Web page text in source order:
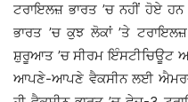
ਟਰਾਇਲਜ਼ ਭਾਰਤ ’ਚ ਨਹੀਂ ਹੋਏ
ਭਾਰਤ ’ਚ ਕੁਝ ਲੋਕਾਂ ’ਤੇ
ਸ਼ੁਰੂਆਤ ’ਚ ਸੀਰਮ ਇੰਸਟੀਚਿਊਟ
ਆਪਣੇ-ਆਪਣੇ ਵੈਕਸੀਨ ਲਈ